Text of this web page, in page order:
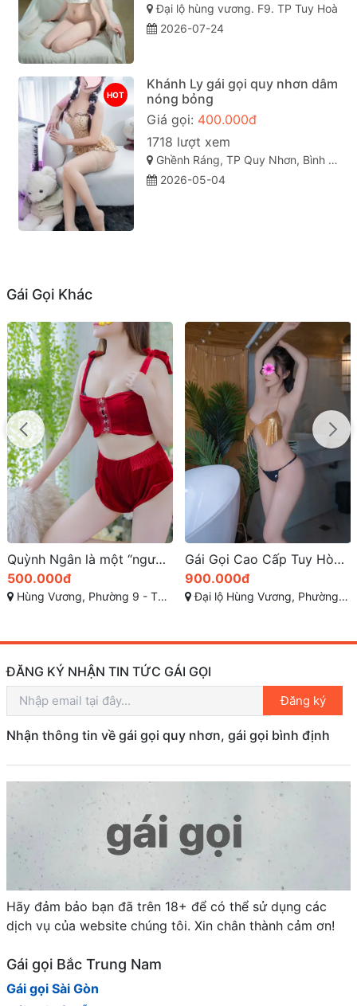
Đại lộ hùng vương. F9. TP Tuy Hoà
2026-07-24
HOT
Khánh Ly gái gọi quy nhơn dâm
nóng bỏng
Giá gọi: 400.000đ
1718 lượt xem
Ghềnh Ráng, TP Quy Nhơn, Bình Định
2026-05-04
Gái Gọi Khác
Quỳnh Ngân là một “người yêu” tận tâm kỹ năng phong phú
500.000đ
Hùng Vương, Phường 9 - TP Tuy Hòa - Phú Yên
Gái Gọi Cao Cấp Tuy Hòa: Nơi Đến Của Những Trải Nghiệm Đẳng Cấp
900.000đ
Đại lộ Hùng Vương, Phường 9, Tuy Hòa, Phú Yên
ĐĂNG KÝ NHẬN TIN TỨC GÁI GỌI
Đăng ký
Nhận thông tin về gái gọi quy nhơn, gái gọi bình định
Hãy đảm bảo bạn đã trên 18+ để có thể sử dụng các
dịch vụ của website chúng tôi. Xin chân thành cảm ơn!
Gái gọi Bắc Trung Nam
Gái gọi Sài Gòn